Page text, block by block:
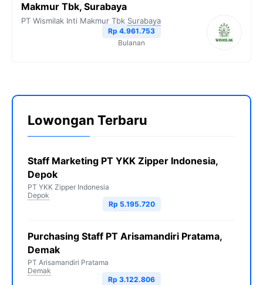
Makmur Tbk, Surabaya
PT Wismilak Inti Makmur Tbk Surabaya
Rp 4.961.753
Bulanan
Lowongan Terbaru
Staff Marketing PT YKK Zipper Indonesia,
Depok
PT YKK Zipper Indonesia
Depok
Rp 5.195.720
Purchasing Staff PT Arisamandiri Pratama,
Demak
PT Arisamandiri Pratama
Demak
Rp 3.122.806